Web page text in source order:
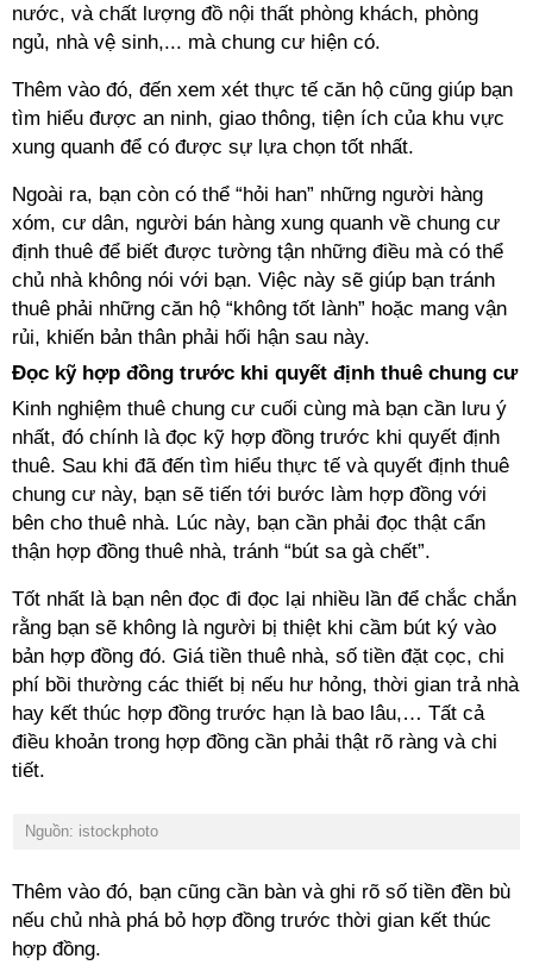
nước, và chất lượng đồ nội thất phòng khách, phòng
ngủ, nhà vệ sinh,... mà chung cư hiện có.
Thêm vào đó, đến xem xét thực tế căn hộ cũng giúp bạn
tìm hiểu được an ninh, giao thông, tiện ích của khu vực
xung quanh để có được sự lựa chọn tốt nhất.
Ngoài ra, bạn còn có thể “hỏi han” những người hàng
xóm, cư dân, người bán hàng xung quanh về chung cư
định thuê để biết được tường tận những điều mà có thể
chủ nhà không nói với bạn. Việc này sẽ giúp bạn tránh
thuê phải những căn hộ “không tốt lành” hoặc mang vận
rủi, khiến bản thân phải hối hận sau này.
Đọc kỹ hợp đồng trước khi quyết định thuê chung cư
Kinh nghiệm thuê chung cư cuối cùng mà bạn cần lưu ý
nhất, đó chính là đọc kỹ hợp đồng trước khi quyết định
thuê. Sau khi đã đến tìm hiểu thực tế và quyết định thuê
chung cư này, bạn sẽ tiến tới bước làm hợp đồng với
bên cho thuê nhà. Lúc này, bạn cần phải đọc thật cẩn
thận hợp đồng thuê nhà, tránh “bút sa gà chết”.
Tốt nhất là bạn nên đọc đi đọc lại nhiều lần để chắc chắn
rằng bạn sẽ không là người bị thiệt khi cầm bút ký vào
bản hợp đồng đó. Giá tiền thuê nhà, số tiền đặt cọc, chi
phí bồi thường các thiết bị nếu hư hỏng, thời gian trả nhà
hay kết thúc hợp đồng trước hạn là bao lâu,… Tất cả
điều khoản trong hợp đồng cần phải thật rõ ràng và chi
tiết.
Nguồn: istockphoto
Thêm vào đó, bạn cũng cần bàn và ghi rõ số tiền đền bù
nếu chủ nhà phá bỏ hợp đồng trước thời gian kết thúc
hợp đồng.